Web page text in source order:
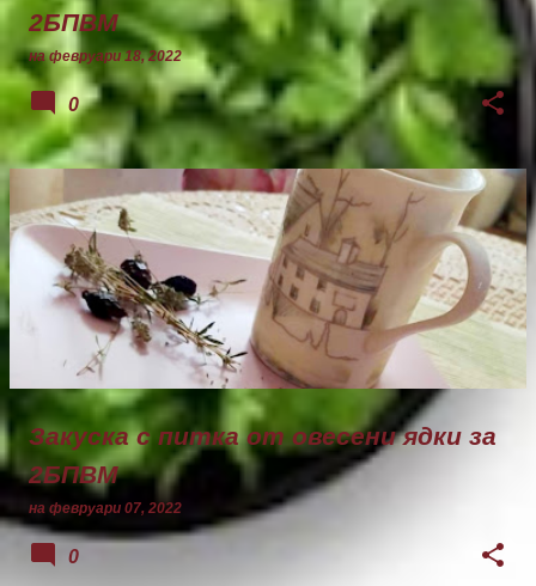
2БПВМ
нафевруари 18, 2022
0
Закуска с питка от овесени ядки за
2БПВМ
на февруари 07, 2022
0